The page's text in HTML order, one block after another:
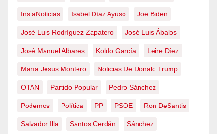
InstaNoticias Isabel Díaz Ayuso Joe Biden
José Luis Rodríguez Zapatero José Luis Ábalos
José Manuel Albares Koldo García Leire Díez
María Jesús Montero Noticias De Donald Trump
OTAN Partido Popular Pedro Sánchez
Podemos Política PP PSOE Ron DeSantis
Salvador Illa Santos Cerdán Sánchez